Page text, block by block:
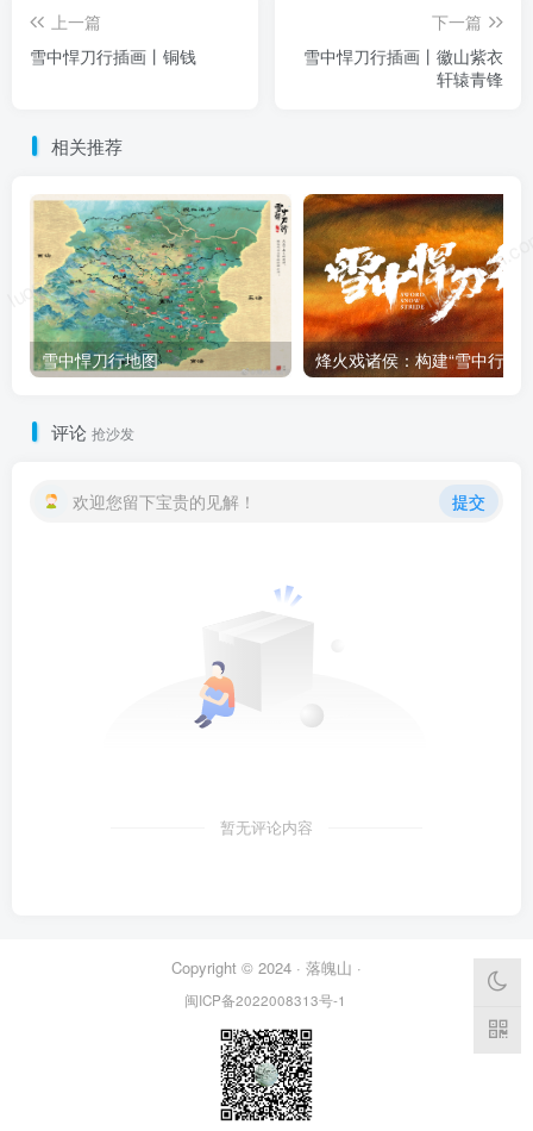
luoposhan.com
上一篇
雪中悍刀行插画丨铜钱
下一篇
雪中悍刀行插画丨徽山紫衣
轩辕青锋
相关推荐
雪中悍刀行地图
评论 抢沙发
欢迎您留下宝贵的见解！ 提交
暂无评论内容
Copyright © 2024 · 落魄山 ·
闽ICP备2022008313号-1